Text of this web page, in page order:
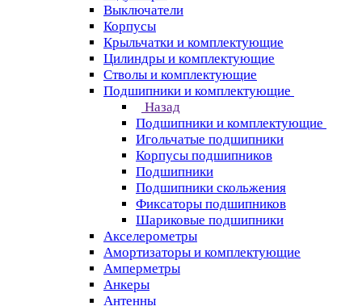
Выключатели
Корпусы
Крыльчатки и комплектующие
Цилиндры и комплектующие
Стволы и комплектующие
Подшипники и комплектующие
Назад
Подшипники и комплектующие
Игольчатые подшипники
Корпусы подшипников
Подшипники
Подшипники скольжения
Фиксаторы подшипников
Шариковые подшипники
Акселерометры
Амортизаторы и комплектующие
Амперметры
Анкеры
Антенны